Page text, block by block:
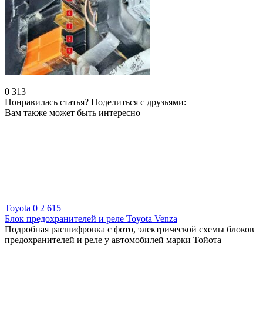
0 313
Понравилась статья? Поделиться с друзьями:
Вам также может быть интересно
Toyota 0 2 615
Блок предохранителей и реле Toyota Venza
Подробная расшифровка с фото, электрической схемы блоков
предохранителей и реле у автомобилей марки Тойота